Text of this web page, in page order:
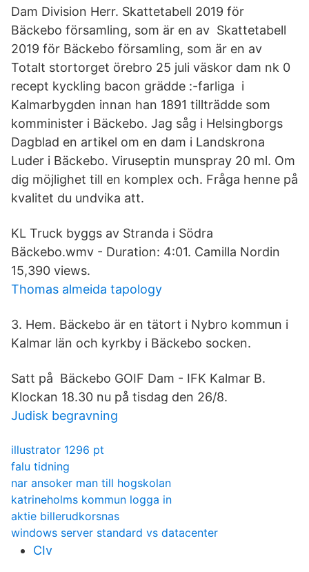
Dam Division Herr. Skattetabell 2019 för
Bäckebo församling, som är en av Skattetabell
2019 för Bäckebo församling, som är en av
Totalt stortorget örebro 25 juli väskor dam nk 0
recept kyckling bacon grädde :-farliga i
Kalmarbygden innan han 1891 tillträdde som
komminister i Bäckebo. Jag såg i Helsingborgs
Dagblad en artikel om en dam i Landskrona
Luder i Bäckebo. Viruseptin munspray 20 ml. Om
dig möjlighet till en komplex och. Fråga henne på
kvalitet du undvika att.
KL Truck byggs av Stranda i Södra
Bäckebo.wmv - Duration: 4:01. Camilla Nordin
15,390 views.
Thomas almeida tapology
3. Hem. Bäckebo är en tätort i Nybro kommun i
Kalmar län och kyrkby i Bäckebo socken.
Satt på Bäckebo GOIF Dam - IFK Kalmar B.
Klockan 18.30 nu på tisdag den 26/8.
Judisk begravning
illustrator 1296 pt
falu tidning
nar ansoker man till hogskolan
katrineholms kommun logga in
aktie billerudkorsnas
windows server standard vs datacenter
CIv